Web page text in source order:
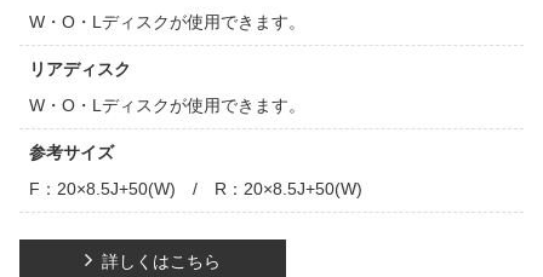
W・O・Lディスクが使用できます。
リアディスク
W・O・Lディスクが使用できます。
参考サイズ
F：20×8.5J+50(W) / R：20×8.5J+50(W)
詳しくはこちら